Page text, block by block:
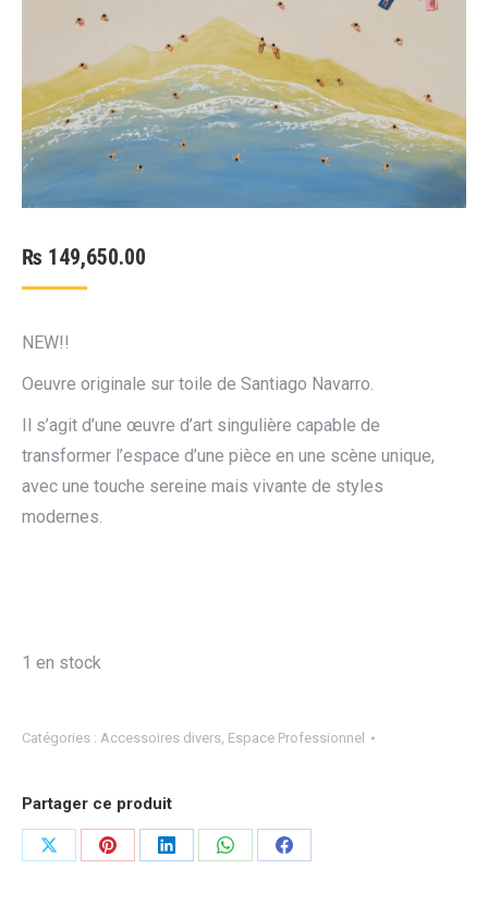
₨ 149,650.00
NEW!!
Oeuvre originale sur toile de Santiago Navarro.
Il s’agit d’une œuvre d’art singulière capable de
transformer l’espace d’une pièce en une scène unique,
avec une touche sereine mais vivante de styles
modernes.
1 en stock
Catégories : Accessoires divers, Espace Professionnel
Partager ce produit
PartagerPartagerPartagerPartagerPartager